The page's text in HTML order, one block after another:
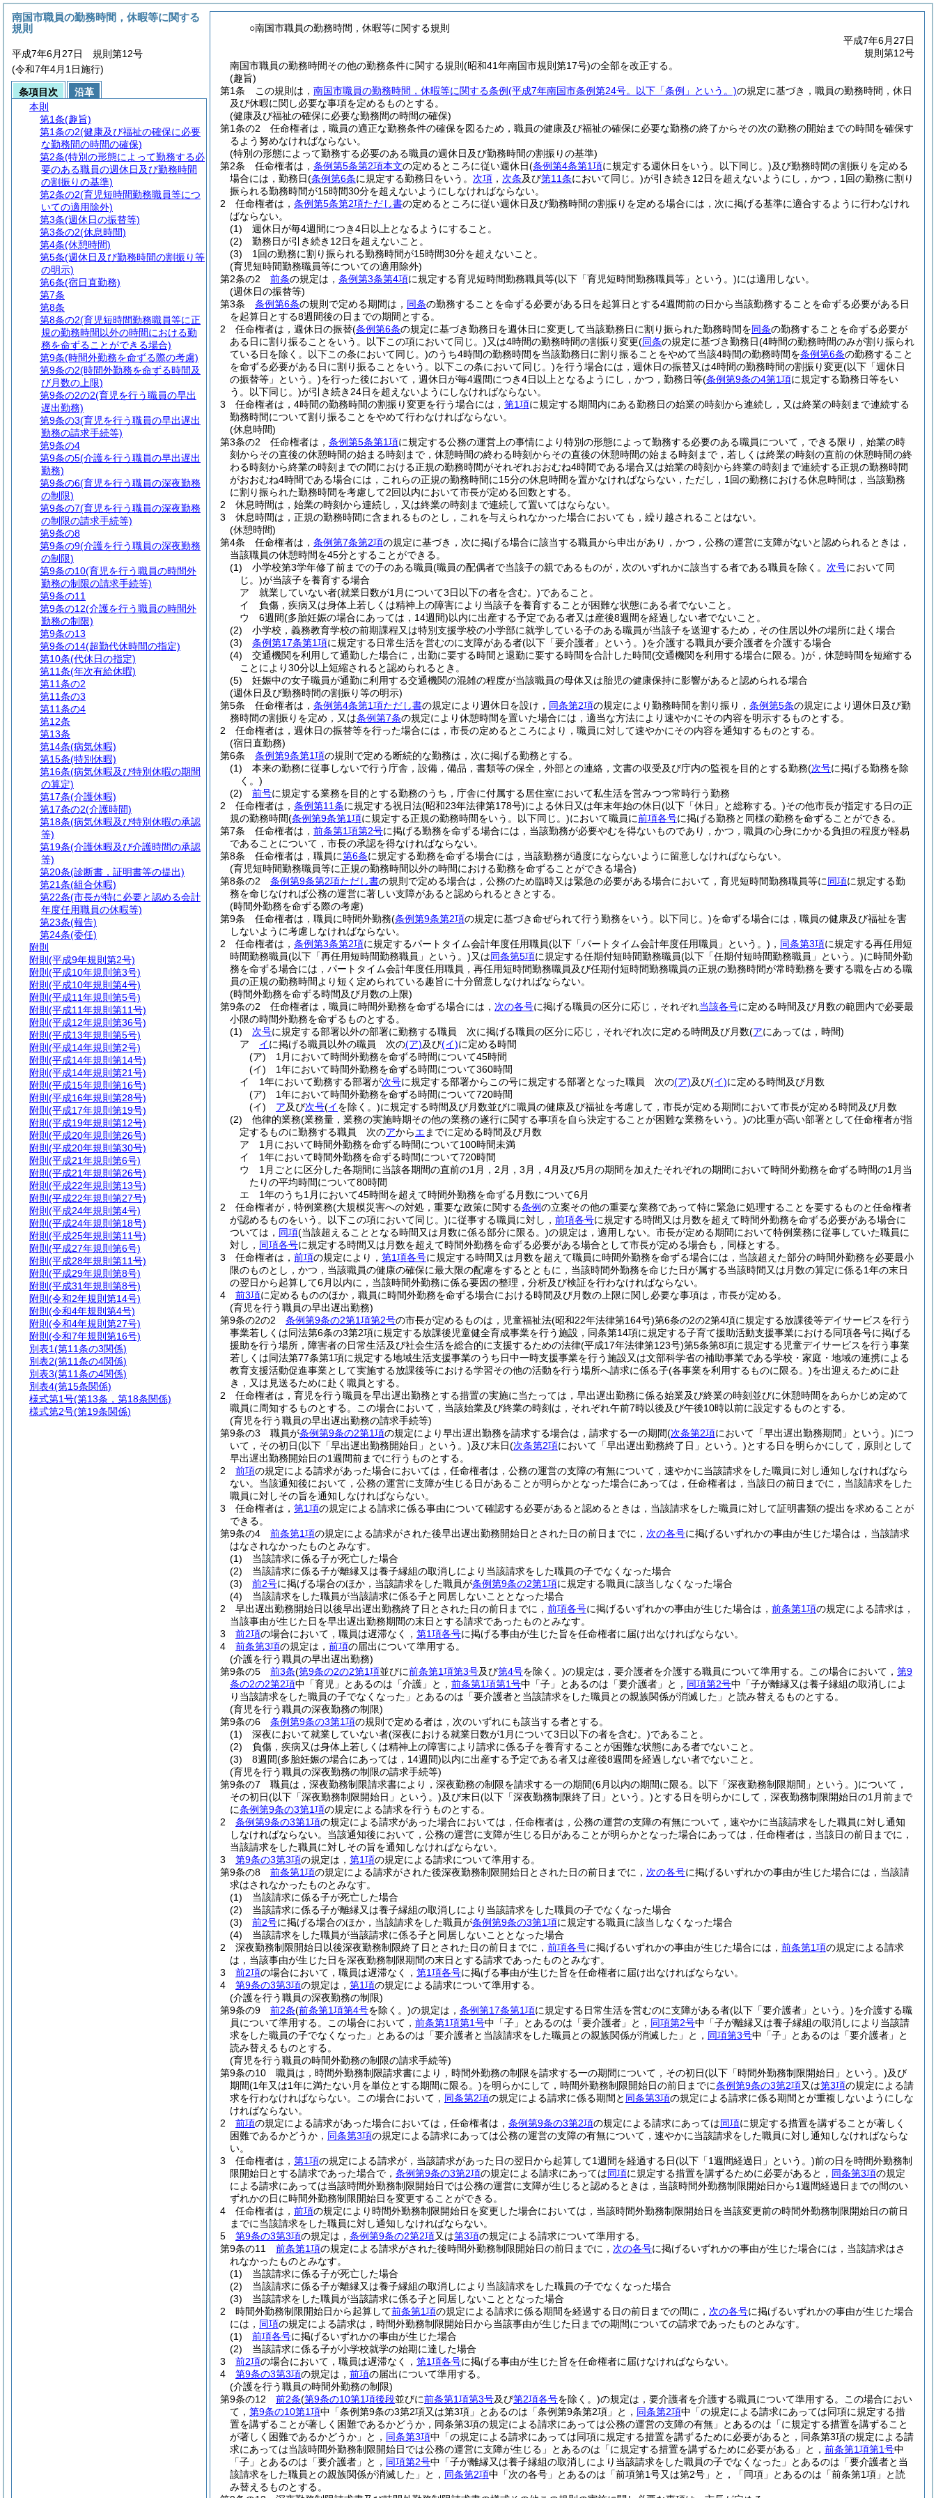
○南国市職員の勤務時間，休暇等に関する規則
平成7年6月27日
規則第12号
南国市職員の勤務時間その他の勤務条件に関する規則(昭和41年南国市規則第17号)の全部を改正する。
(趣旨)
第1条
この規則は， 南国市職員の勤務時間，休暇等に関する条例(平成7年南国市条例第24号。以下「条例」という。)の規定に基づき，職員の勤務時間，休日
及び休暇に関し必要な事項を定めるものとする。
(健康及び福祉の確保に必要な勤務間の時間の確保)
第1条の2
任命権者は，職員の適正な勤務条件の確保を図るため，職員の健康及び福祉の確保に必要な勤務の終了からその次の勤務の開始までの時間を確保す
るよう努めなければならない。
(特別の形態によって勤務する必要のある職員の週休日及び勤務時間の割振りの基準)
第2条
任命権者は， 条例第5条第2項本文の定めるところに従い週休日(条例第4条第1項に規定する週休日をいう。以下同じ。)及び勤務時間の割振りを定める
場合には，勤務日(条例第6条に規定する勤務日をいう。 次項 ， 次条及び第11条において同じ。)が引き続き12日を超えないようにし，かつ，1回の勤務に割り
振られる勤務時間が15時間30分を超えないようにしなければならない。
2
任命権者は， 条例第5条第2項ただし書の定めるところに従い週休日及び勤務時間の割振りを定める場合には，次に掲げる基準に適合するように行わなけれ
ばならない。
(1)
週休日が毎4週間につき4日以上となるようにすること。
(2)
勤務日が引き続き12日を超えないこと。
(3)
1回の勤務に割り振られる勤務時間が15時間30分を超えないこと。
(育児短時間勤務職員等についての適用除外)
第2条の2
前条の規定は， 条例第3条第4項に規定する育児短時間勤務職員等(以下「育児短時間勤務職員等」という。)には適用しない。
(週休日の振替等)
第3条
条例第6条の規則で定める期間は， 同条の勤務することを命ずる必要がある日を起算日とする4週間前の日から当該勤務することを命ずる必要がある日
を起算日とする8週間後の日までの期間とする。
2
任命権者は，週休日の振替(条例第6条の規定に基づき勤務日を週休日に変更して当該勤務日に割り振られた勤務時間を同条の勤務することを命ずる必要が
ある日に割り振ることをいう。以下この項において同じ。)又は4時間の勤務時間の割振り変更(同条の規定に基づき勤務日(4時間の勤務時間のみが割り振られ
ている日を除く。以下この条において同じ。)のうち4時間の勤務時間を当該勤務日に割り振ることをやめて当該4時間の勤務時間を条例第6条の勤務すること
を命ずる必要がある日に割り振ることをいう。以下この条において同じ。)を行う場合には，週休日の振替又は4時間の勤務時間の割振り変更(以下「週休日
の振替等」という。)を行った後において，週休日が毎4週間につき4日以上となるようにし，かつ，勤務日等(条例第9条の4第1項に規定する勤務日等をい
う。以下同じ。)が引き続き24日を超えないようにしなければならない。
3
任命権者は，4時間の勤務時間の割振り変更を行う場合には， 第1項に規定する期間内にある勤務日の始業の時刻から連続し，又は終業の時刻まで連続する
勤務時間について割り振ることをやめて行わなければならない。
(休息時間)
第3条の2
任命権者は， 条例第5条第1項に規定する公務の運営上の事情により特別の形態によって勤務する必要のある職員について，できる限り，始業の時
刻からその直後の休憩時間の始まる時刻まで，休憩時間の終わる時刻からその直後の休憩時間の始まる時刻まで，若しくは終業の時刻の直前の休憩時間の終
わる時刻から終業の時刻までの間における正規の勤務時間がそれぞれおおむね4時間である場合又は始業の時刻から終業の時刻まで連続する正規の勤務時間
がおおむね4時間である場合には，これらの正規の勤務時間に15分の休息時間を置かなければならない， ただし，1回の勤務における休息時間は，当該勤務
に割り振られた勤務時間を考慮して2回以内において市長が定める回数とする。
2
休息時間は，始業の時刻から連続し，又は終業の時刻まで連続して置いてはならない。
3
休息時間は，正規の勤務時間に含まれるものとし，これを与えられなかった場合においても，繰り越されることはない。
(休憩時間)
第4条
任命権者は， 条例第7条第2項の規定に基づき，次に掲げる場合に該当する職員から申出があり，かつ，公務の運営に支障がないと認められるときは，
当該職員の休憩時間を45分とすることができる。
(1)
小学校第3学年修了前までの子のある職員(職員の配偶者で当該子の親であるものが，次のいずれかに該当する者である職員を除く。 次号において同
じ。)が当該子を養育する場合
ア
就業していない者(就業日数が1月について3日以下の者を含む。)であること。
イ
負傷，疾病又は身体上若しくは精神上の障害により当該子を養育することが困難な状態にある者でないこと。
ウ
6週間(多胎妊娠の場合にあっては，14週間)以内に出産する予定である者又は産後8週間を経過しない者でないこと。
(2)
小学校，義務教育学校の前期課程又は特別支援学校の小学部に就学している子のある職員が当該子を送迎するため，その住居以外の場所に赴く場合
(3)
条例第17条第1項に規定する日常生活を営むのに支障がある者(以下「要介護者」という。)を介護する職員が要介護者を介護する場合
(4)
交通機関を利用して通勤した場合に，出勤に要する時間と退勤に要する時間を合計した時間(交通機関を利用する場合に限る。)が，休憩時間を短縮する
ことにより30分以上短縮されると認められるとき。
(5)
妊娠中の女子職員が通勤に利用する交通機関の混雑の程度が当該職員の母体又は胎児の健康保持に影響があると認められる場合
(週休日及び勤務時間の割振り等の明示)
第5条
任命権者は， 条例第4条第1項ただし書の規定により週休日を設け， 同条第2項の規定により勤務時間を割り振り， 条例第5条の規定により週休日及び勤
務時間の割振りを定め，又は条例第7条の規定により休憩時間を置いた場合には，適当な方法により速やかにその内容を明示するものとする。
2
任命権者は，週休日の振替等を行った場合には，市長の定めるところにより，職員に対して速やかにその内容を通知するものとする。
(宿日直勤務)
第6条
条例第9条第1項の規則で定める断続的な勤務は，次に掲げる勤務とする。
(1)
本来の勤務に従事しないで行う庁舎，設備，備品，書類等の保全，外部との連絡，文書の収受及び庁内の監視を目的とする勤務(次号に掲げる勤務を除
く。)
(2)
前号に規定する業務を目的とする勤務のうち，庁舎に付属する居住室において私生活を営みつつ常時行う勤務
2
任命権者は， 条例第11条に規定する祝日法(昭和23年法律第178号)による休日又は年末年始の休日(以下「休日」と総称する。)その他市長が指定する日の正
規の勤務時間(条例第9条第1項に規定する正規の勤務時間をいう。以下同じ。)において職員に前項各号に掲げる勤務と同様の勤務を命ずることができる。
第7条
任命権者は， 前条第1項第2号に掲げる勤務を命ずる場合には，当該勤務が必要やむを得ないものであり，かつ，職員の心身にかかる負担の程度が軽易
であることについて，市長の承認を得なければならない。
第8条
任命権者は，職員に第6条に規定する勤務を命ずる場合には，当該勤務が過度にならないように留意しなければならない。
(育児短時間勤務職員等に正規の勤務時間以外の時間における勤務を命ずることができる場合)
第8条の2
条例第9条第2項ただし書の規則で定める場合は，公務のため臨時又は緊急の必要がある場合において，育児短時間勤務職員等に同項に規定する勤
務を命じなければ公務の運営に著しい支障があると認められるときとする。
(時間外勤務を命ずる際の考慮)
第9条
任命権者は，職員に時間外勤務(条例第9条第2項の規定に基づき命ぜられて行う勤務をいう。以下同じ。)を命ずる場合には，職員の健康及び福祉を害
しないように考慮しなければならない。
2
任命権者は， 条例第3条第2項に規定するパートタイム会計年度任用職員(以下「パートタイム会計年度任用職員」という。) ， 同条第3項に規定する再任用短
時間勤務職員(以下「再任用短時間勤務職員」という。)又は同条第5項に規定する任期付短時間勤務職員(以下「任期付短時間勤務職員」という。)に時間外勤
務を命ずる場合には，パートタイム会計年度任用職員，再任用短時間勤務職員及び任期付短時間勤務職員の正規の勤務時間が常時勤務を要する職を占める職
員の正規の勤務時間より短く定められている趣旨に十分留意しなければならない。
(時間外勤務を命ずる時間及び月数の上限)
第9条の2
任命権者は，職員に時間外勤務を命ずる場合には， 次の各号に掲げる職員の区分に応じ，それぞれ当該各号に定める時間及び月数の範囲内で必要最
小限の時間外勤務を命ずるものとする。
(1)
次号に規定する部署以外の部署に勤務する職員 次に掲げる職員の区分に応じ，それぞれ次に定める時間及び月数(アにあっては，時間)
ア
イに掲げる職員以外の職員 次の(ア)及び(イ)に定める時間
(ア)
1月において時間外勤務を命ずる時間について45時間
(イ)
1年において時間外勤務を命ずる時間について360時間
イ
1年において勤務する部署が次号に規定する部署からこの号に規定する部署となった職員 次の(ア)及び(イ)に定める時間及び月数
(ア)
1年において時間外勤務を命ずる時間について720時間
(イ)
ア及び次号(イを除く。)に規定する時間及び月数並びに職員の健康及び福祉を考慮して，市長が定める期間において市長が定める時間及び月数
(2)
他律的業務(業務量，業務の実施時期その他の業務の遂行に関する事項を自ら決定することが困難な業務をいう。)の比重が高い部署として任命権者が指
定するものに勤務する職員 次のアからエ までに定める時間及び月数
ア
1月において時間外勤務を命ずる時間について100時間未満
イ
1年において時間外勤務を命ずる時間について720時間
ウ
1月ごとに区分した各期間に当該各期間の直前の1月，2月，3月，4月及び5月の期間を加えたそれぞれの期間において時間外勤務を命ずる時間の1月当
たりの平均時間について80時間
エ
1年のうち1月において45時間を超えて時間外勤務を命ずる月数について6月
2
任命権者が，特例業務(大規模災害への対処，重要な政策に関する条例の立案その他の重要な業務であって特に緊急に処理することを要するものと任命権者
が認めるものをいう。以下この項において同じ。)に従事する職員に対し， 前項各号に規定する時間又は月数を超えて時間外勤務を命ずる必要がある場合に
ついては， 同項(当該超えることとなる時間又は月数に係る部分に限る。)の規定は，適用しない。 市長が定める期間において特例業務に従事していた職員に
対し， 同項各号に規定する時間又は月数を超えて時間外勤務を命ずる必要がある場合として市長が定める場合も，同様とする。
3
任命権者は， 前項の規定により， 第1項各号に規定する時間又は月数を超えて職員に時間外勤務を命ずる場合には，当該超えた部分の時間外勤務を必要最小
限のものとし，かつ，当該職員の健康の確保に最大限の配慮をするとともに，当該時間外勤務を命じた日が属する当該時間又は月数の算定に係る1年の末日
の翌日から起算して6月以内に，当該時間外勤務に係る要因の整理，分析及び検証を行わなければならない。
4
前3項に定めるもののほか，職員に時間外勤務を命ずる場合における時間及び月数の上限に関し必要な事項は，市長が定める。
(育児を行う職員の早出遅出勤務)
第9条の2の2
条例第9条の2第1項第2号の市長が定めるものは，児童福祉法(昭和22年法律第164号)第6条の2の2第4項に規定する放課後等デイサービスを行う
事業若しくは同法第6条の3第2項に規定する放課後児童健全育成事業を行う施設，同条第14項に規定する子育て援助活動支援事業における同項各号に掲げる
援助を行う場所，障害者の日常生活及び社会生活を総合的に支援するための法律(平成17年法律第123号)第5条第8項に規定する児童デイサービスを行う事業
若しくは同法第77条第1項に規定する地域生活支援事業のうち日中一時支援事業を行う施設又は文部科学省の補助事業である学校・家庭・地域の連携による
教育支援活動促進事業として実施する放課後等における学習その他の活動を行う場所へ請求に係る子(各事業を利用するものに限る。)を出迎えるために赴
き，又は見送るために赴く職員とする。
2
任命権者は，育児を行う職員を早出遅出勤務とする措置の実施に当たっては，早出遅出勤務に係る始業及び終業の時刻並びに休憩時間をあらかじめ定めて
職員に周知するものとする。
この場合において，当該始業及び終業の時刻は，それぞれ午前7時以後及び午後10時以前に設定するものとする。
(育児を行う職員の早出遅出勤務の請求手続等)
第9条の3
職員が条例第9条の2第1項の規定により早出遅出勤務を請求する場合は，請求する一の期間(次条第2項において「早出遅出勤務期間」という。)につ
いて，その初日(以下「早出遅出勤務開始日」という。)及び末日(次条第2項において「早出遅出勤務終了日」という。)とする日を明らかにして，原則として
早出遅出勤務開始日の1週間前までに行うものとする。
2
前項の規定による請求があった場合においては，任命権者は，公務の運営の支障の有無について，速やかに当該請求をした職員に対し通知しなければなら
ない。 当該通知後において，公務の運営に支障が生じる日があることが明らかとなった場合にあっては，任命権者は，当該日の前日までに，当該請求をした
職員に対しその旨を通知しなければならない。
3
任命権者は， 第1項の規定による請求に係る事由について確認する必要があると認めるときは，当該請求をした職員に対して証明書類の提出を求めることが
できる。
第9条の4
前条第1項の規定による請求がされた後早出遅出勤務開始日とされた日の前日までに， 次の各号に掲げるいずれかの事由が生じた場合は，当該請求
はなされなかったものとみなす。
(1)
当該請求に係る子が死亡した場合
(2)
当該請求に係る子が離縁又は養子縁組の取消しにより当該請求をした職員の子でなくなった場合
(3)
前2号に掲げる場合のほか，当該請求をした職員が条例第9条の2第1項に規定する職員に該当しなくなった場合
(4)
当該請求をした職員が当該請求に係る子と同居しないこととなった場合
2
早出遅出勤務開始日以後早出遅出勤務終了日とされた日の前日までに， 前項各号に掲げるいずれかの事由が生じた場合は， 前条第1項の規定による請求は，
当該事由が生じた日を早出遅出勤務期間の末日とする請求であったものとみなす。
3
前2項の場合において，職員は遅滞なく， 第1項各号に掲げる事由が生じた旨を任命権者に届け出なければならない。
4
前条第3項の規定は， 前項の届出について準用する。
(介護を行う職員の早出遅出勤務)
第9条の5
前3条(第9条の2の2第1項並びに前条第1項第3号及び第4号を除く。)の規定は，要介護者を介護する職員について準用する。 この場合において， 第9
条の2の2第2項中「育児」とあるのは「介護」と， 前条第1項第1号中「子」とあるのは「要介護者」と， 同項第2号中「子が離縁又は養子縁組の取消しによ
り当該請求をした職員の子でなくなった」とあるのは「要介護者と当該請求をした職員との親族関係が消滅した」と読み替えるものとする。
(育児を行う職員の深夜勤務の制限)
第9条の6
条例第9条の3第1項の規則で定める者は，次のいずれにも該当する者とする。
(1)
深夜において就業していない者(深夜における就業日数が1月について3日以下の者を含む。)であること。
(2)
負傷，疾病又は身体上若しくは精神上の障害により請求に係る子を養育することが困難な状態にある者でないこと。
(3)
8週間(多胎妊娠の場合にあっては，14週間)以内に出産する予定である者又は産後8週間を経過しない者でないこと。
(育児を行う職員の深夜勤務の制限の請求手続等)
第9条の7
職員は，深夜勤務制限請求書により，深夜勤務の制限を請求する一の期間(6月以内の期間に限る。以下「深夜勤務制限期間」という。)について，
その初日(以下「深夜勤務制限開始日」という。)及び末日(以下「深夜勤務制限終了日」という。)とする日を明らかにして，深夜勤務制限開始日の1月前まで
に条例第9条の3第1項の規定による請求を行うものとする。
2
条例第9条の3第1項の規定による請求があった場合においては，任命権者は，公務の運営の支障の有無について，速やかに当該請求をした職員に対し通知
しなければならない。 当該通知後において，公務の運営に支障が生じる日があることが明らかとなった場合にあっては，任命権者は，当該日の前日までに，
当該請求をした職員に対しその旨を通知しなければならない。
3
第9条の3第3項の規定は， 第1項の規定による請求について準用する。
第9条の8
前条第1項の規定による請求がされた後深夜勤務制限開始日とされた日の前日までに， 次の各号に掲げるいずれかの事由が生じた場合には，当該請
求はされなかったものとみなす。
(1)
当該請求に係る子が死亡した場合
(2)
当該請求に係る子が離縁又は養子縁組の取消しにより当該請求をした職員の子でなくなった場合
(3)
前2号に掲げる場合のほか，当該請求をした職員が条例第9条の3第1項に規定する職員に該当しなくなった場合
(4)
当該請求をした職員が当該請求に係る子と同居しないこととなった場合
2
深夜勤務制限開始日以後深夜勤務制限終了日とされた日の前日までに， 前項各号に掲げるいずれかの事由が生じた場合には， 前条第1項の規定による請求
は，当該事由が生じた日を深夜勤務制限期間の末日とする請求であったものとみなす。
3
前2項の場合において，職員は遅滞なく， 第1項各号に掲げる事由が生じた旨を任命権者に届け出なければならない。
4
第9条の3第3項の規定は， 第1項の規定による請求について準用する。
(介護を行う職員の深夜勤務の制限)
第9条の9
前2条(前条第1項第4号を除く。)の規定は， 条例第17条第1項に規定する日常生活を営むのに支障がある者(以下「要介護者」という。)を介護する職
員について準用する。
この場合において， 前条第1項第1号中「子」とあるのは「要介護者」と， 同項第2号中「子が離縁又は養子縁組の取消しにより当該請
求をした職員の子でなくなった」とあるのは「要介護者と当該請求をした職員との親族関係が消滅した」と， 同項第3号中「子」とあるのは「要介護者」と
読み替えるものとする。
(育児を行う職員の時間外勤務の制限の請求手続等)
第9条の10
職員は，時間外勤務制限請求書により，時間外勤務の制限を請求する一の期間について，その初日(以下「時間外勤務制限開始日」という。)及び
期間(1年又は1年に満たない月を単位とする期間に限る。)を明らかにして，時間外勤務制限開始日の前日までに条例第9条の3第2項又は第3項の規定による請
求を行わなければならない。
この場合において， 同条第2項の規定による請求に係る期間と 同条第3項の規定による請求に係る期間とが重複しないようにしな
ければならない。
2
前項の規定による請求があった場合においては，任命権者は， 条例第9条の3第2項の規定による請求にあっては同項に規定する措置を講ずることが著しく
困難であるかどうか， 同条第3項の規定による請求にあっては公務の運営の支障の有無について，速やかに当該請求をした職員に対し通知しなければならな
い。
3
任命権者は， 第1項の規定による請求が，当該請求があった日の翌日から起算して1週間を経過する日(以下「1週間経過日」という。)前の日を時間外勤務制
限開始日とする請求であった場合で， 条例第9条の3第2項の規定による請求にあっては同項に規定する措置を講ずるために必要があると， 同条第3項の規定
による請求にあっては当該時間外勤務制限開始日では公務の運営に支障が生じると認めるときは，当該時間外勤務制限開始日から1週間経過日までの間のい
ずれかの日に時間外勤務制限開始日を変更することができる。
4
任命権者は， 前項の規定により時間外勤務制限開始日を変更した場合においては，当該時間外勤務制限開始日を当該変更前の時間外勤務制限開始日の前日
までに当該請求をした職員に対し通知しなければならない。
5
第9条の3第3項の規定は， 条例第9条の2第2項又は第3項の規定による請求について準用する。
第9条の11
前条第1項の規定による請求がされた後時間外勤務制限開始日の前日までに， 次の各号に掲げるいずれかの事由が生じた場合には，当該請求はさ
れなかったものとみなす。
(1)
当該請求に係る子が死亡した場合
(2)
当該請求に係る子が離縁又は養子縁組の取消しにより当該請求をした職員の子でなくなった場合
(3)
当該請求をした職員が当該請求に係る子と同居しないこととなった場合
2
時間外勤務制限開始日から起算して前条第1項の規定による請求に係る期間を経過する日の前日までの間に， 次の各号に掲げるいずれかの事由が生じた場合
には， 同項の規定による請求は，時間外勤務制限開始日から当該事由が生じた日までの期間についての請求であったものとみなす。
(1)
前項各号に掲げるいずれかの事由が生じた場合
(2)
当該請求に係る子が小学校就学の始期に達した場合
3
前2項の場合において，職員は遅滞なく， 第1項各号に掲げる事由が生じた旨を任命権者に届けなければならない。
4
第9条の3第3項の規定は， 前項の届出について準用する。
(介護を行う職員の時間外勤務の制限)
第9条の12
前2条(第9条の10第1項後段並びに前条第1項第3号及び第2項各号を除く。)の規定は，要介護者を介護する職員について準用する。
この場合におい
て， 第9条の10第1項中「条例第9条の3第2項又は第3項」とあるのは「条例第9条第2項」と， 同条第2項中「の規定による請求にあっては同項に規定する措
置を講ずることが著しく困難であるかどうか，同条第3項の規定による請求にあっては公務の運営の支障の有無」とあるのは「に規定する措置を講ずること
が著しく困難であるかどうか」と， 同条第3項中「の規定による請求にあっては同項に規定する措置を講ずるために必要があると，同条第3項の規定による請
求にあっては当該時間外勤務制限開始日では公務の運営に支障が生じる」とあるのは「に規定する措置を講ずるために必要がある」と， 前条第1項第1号中
「子」とあるのは「要介護者」と， 同項第2号中「子が離縁又は養子縁組の取消しにより当該請求をした職員の子でなくなった」とあるのは「要介護者と当
該請求をした職員との親族関係が消滅した」と， 同条第2項中「次の各号」とあるのは「前項第1号又は第2号」と，「同項」とあるのは「前条第1項」と読
み替えるものとする。
南国市職員の勤務時間，休暇等に関する
規則
平成7年6月27日 規則第12号
(令和7年4月1日施行)
条項目次
沿革
本則
第1条(趣旨)
第1条の2(健康及び福祉の確保に必要
な勤務間の時間の確保)
第2条(特別の形態によって勤務する必
要のある職員の週休日及び勤務時間
の割振りの基準)
第2条の2(育児短時間勤務職員等につ
いての適用除外)
第3条(週休日の振替等)
第3条の2(休息時間)
第4条(休憩時間)
第5条(週休日及び勤務時間の割振り等
の明示)
第6条(宿日直勤務)
第7条
第8条
第8条の2(育児短時間勤務職員等に正
規の勤務時間以外の時間における勤
務を命ずることができる場合)
第9条(時間外勤務を命ずる際の考慮)
第9条の2(時間外勤務を命ずる時間及
び月数の上限)
第9条の2の2(育児を行う職員の早出
遅出勤務)
第9条の3(育児を行う職員の早出遅出
勤務の請求手続等)
第9条の4
第9条の5(介護を行う職員の早出遅出
勤務)
第9条の6(育児を行う職員の深夜勤務
の制限)
第9条の7(育児を行う職員の深夜勤務
の制限の請求手続等)
第9条の8
第9条の9(介護を行う職員の深夜勤務
の制限)
第9条の10(育児を行う職員の時間外
勤務の制限の請求手続等)
第9条の11
第9条の12(介護を行う職員の時間外
勤務の制限)
第9条の13
第9条の14(超勤代休時間の指定)
第10条(代休日の指定)
第11条(年次有給休暇)
第11条の2
第11条の3
第11条の4
第12条
第13条
第14条(病気休暇)
第15条(特別休暇)
第16条(病気休暇及び特別休暇の期間
の算定)
第17条(介護休暇)
第17条の2(介護時間)
第18条(病気休暇及び特別休暇の承認
等)
第19条(介護休暇及び介護時間の承認
等)
第20条(診断書，証明書等の提出)
第21条(組合休暇)
第22条(市長が特に必要と認める会計
年度任用職員の休暇等)
第23条(報告)
第24条(委任)
附則
附則 (平成9年規則第2号)
附則 (平成10年規則第3号)
附則 (平成10年規則第4号)
附則 (平成11年規則第5号)
附則 (平成11年規則第11号)
附則 (平成12年規則第36号)
附則 (平成13年規則第5号)
附則 (平成14年規則第2号)
附則 (平成14年規則第14号)
附則 (平成14年規則第21号)
附則 (平成15年規則第16号)
附則 (平成16年規則第28号)
附則 (平成17年規則第19号)
附則 (平成19年規則第12号)
附則 (平成20年規則第26号)
附則 (平成20年規則第30号)
附則 (平成21年規則第6号)
附則 (平成21年規則第26号)
附則 (平成22年規則第13号)
附則 (平成22年規則第27号)
附則 (平成24年規則第4号)
附則 (平成24年規則第18号)
附則 (平成25年規則第11号)
附則 (平成27年規則第6号)
附則 (平成28年規則第11号)
附則 (平成29年規則第8号)
附則 (平成31年規則第8号)
附則 (令和2年規則第14号)
附則 (令和4年規則第4号)
附則 (令和4年規則第27号)
附則 (令和7年規則第16号)
別表1(第11条の3関係)
別表2(第11条の4関係)
別表3(第11条の4関係)
別表4(第15条関係)
様式第1号(第13条，第18条関係)
様式第2号(第19条関係)